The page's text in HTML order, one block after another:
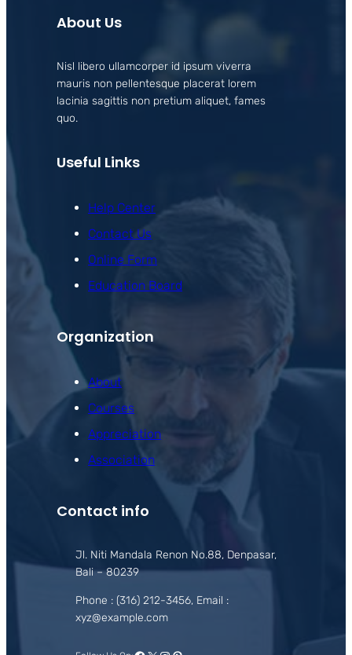
About Us
Nisl libero ullamcorper id ipsum viverra
mauris non pellentesque placerat lorem
lacinia sagittis non pretium aliquet, fames
quo.
Useful Links
Help Center
Contact Us
Online Form
Education Board
Organization
About
Courses
Appreciation
Association
Contact info
Jl. Niti Mandala Renon No.88, Denpasar,
Bali – 80239
Phone : (316) 212-3456, Email :
xyz@example.com